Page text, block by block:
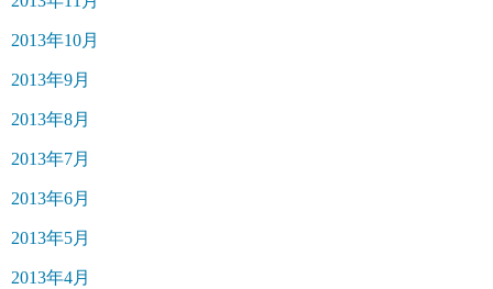
2013年10月
2013年9月
2013年8月
2013年7月
2013年6月
2013年5月
2013年4月